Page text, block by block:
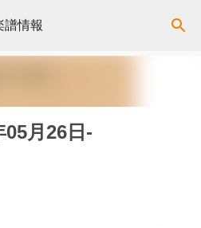
ン コンテンツに移動
譜情報
05月26日-